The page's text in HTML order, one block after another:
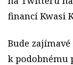
financí Kwasi
Bude
k podobnému